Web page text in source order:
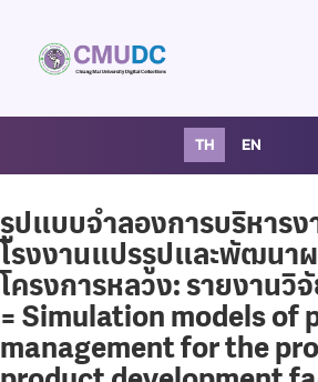
TH EN
รูปแบบจำลองการบริหาร
โรงงานแปรรูปและพัฒน
โครงการหลวง: รายงาน
= Simulation models of
management for the